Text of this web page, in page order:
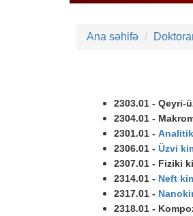
Ana səhifə
2303.01 - Qeyri-
2304.01 -
2301.01 -
2306.01 - Üzvi
2307.01 - Fiziki
2314.01 - Neft
2317.01 -
2318.01 -